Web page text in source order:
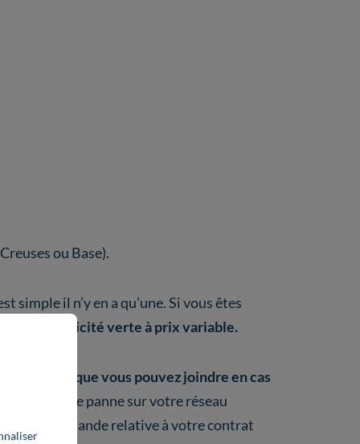
ou Base).
simple il n’y en a qu’une. Si vous êtes
électricité verte à prix variable.
services que vous pouvez joindre en cas
avez une panne sur votre réseau
autre demande relative à votre contrat